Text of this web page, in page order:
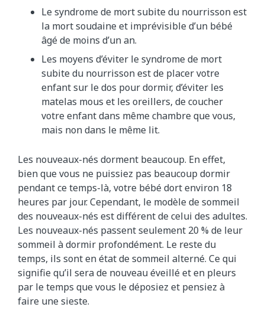
Le syndrome de mort subite du nourrisson est
la mort soudaine et imprévisible d’un bébé
âgé de moins d’un an.
Les moyens d’éviter le syndrome de mort
subite du nourrisson est de placer votre
enfant sur le dos pour dormir, d’éviter les
matelas mous et les oreillers, de coucher
votre enfant dans même chambre que vous,
mais non dans le même lit.
Les nouveaux-nés dorment beaucoup. En effet,
bien que vous ne puissiez pas beaucoup dormir
pendant ce temps-là, votre bébé dort environ 18
heures par jour. Cependant, le modèle de sommeil
des nouveaux-nés est différent de celui des adultes.
Les nouveaux-nés passent seulement 20 % de leur
sommeil à dormir profondément. Le reste du
temps, ils sont en état de sommeil alterné. Ce qui
signifie qu’il sera de nouveau éveillé et en pleurs
par le temps que vous le déposiez et pensiez à
faire une sieste.